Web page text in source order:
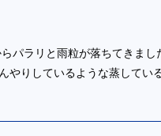
パラリと雨粒が落ちてきまし
やりしているような蒸してい